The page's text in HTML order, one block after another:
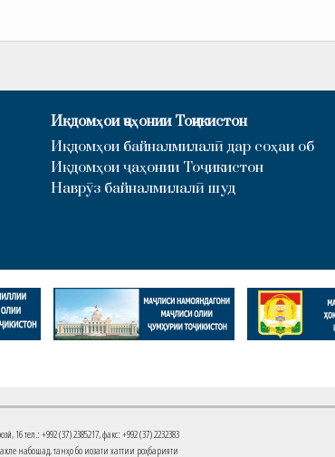
Иқдомҳои ҷаҳонии Тоҷикистон
Иқдомҳои байналмилалӣ дар соҳаи об
Иқдомҳои ҷаҳонии Тоҷикистон
Наврӯз байналмилалӣ шуд
тел.: +992 (37) 2385217, факс: +992 (37) 2232383
набошад, танҳо бо иҷозати хаттии роҳбарияти